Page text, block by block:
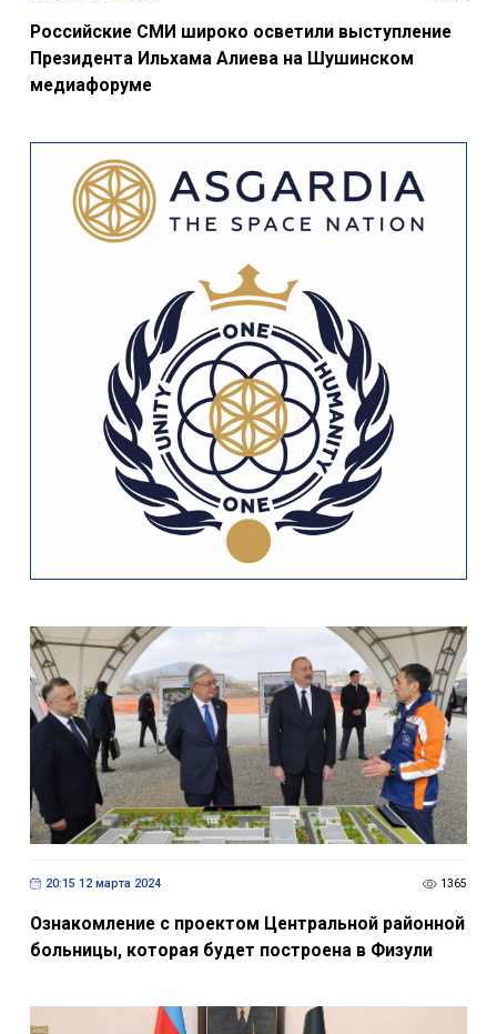
Российские СМИ широко осветили выступление
Президента Ильхама Алиева на Шушинском
медиафоруме
20:15 12 марта 2024 1365
Ознакомление с проектом Центральной районной
больницы, которая будет построена в Физули